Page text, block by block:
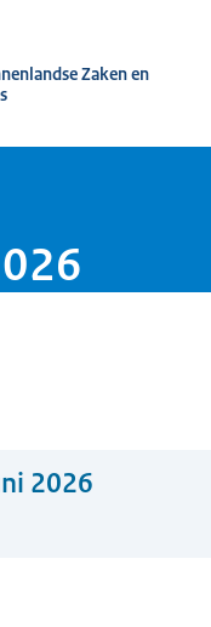
Zaken en
2026